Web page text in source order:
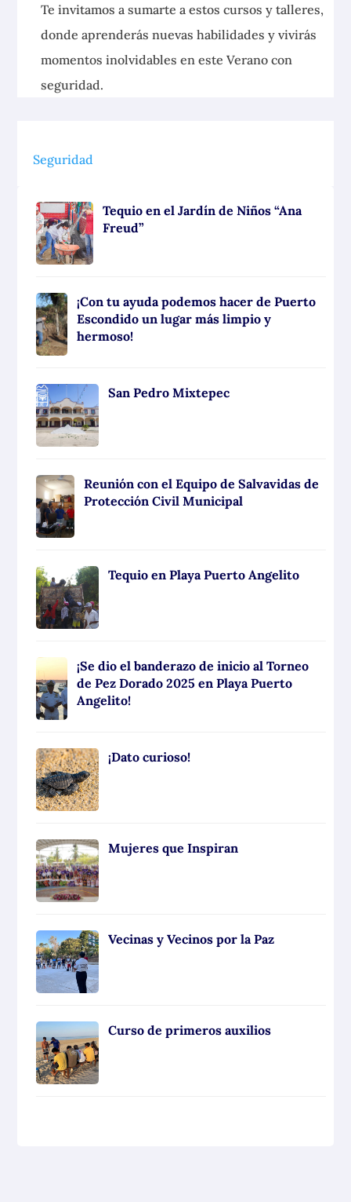
Te invitamos a sumarte a estos cursos y talleres,
donde aprenderás nuevas habilidades y vivirás
momentos inolvidables en este Verano con
seguridad.
Seguridad
Tequio en el Jardín de Niños “Ana
Freud”
¡Con tu ayuda podemos hacer de Puerto
Escondido un lugar más limpio y
hermoso!
San Pedro Mixtepec
Reunión con el Equipo de Salvavidas de
Protección Civil Municipal
Tequio en Playa Puerto Angelito
¡Se dio el banderazo de inicio al Torneo
de Pez Dorado 2025 en Playa Puerto
Angelito!
¡Dato curioso!
Mujeres que Inspiran
Vecinas y Vecinos por la Paz
Curso de primeros auxilios